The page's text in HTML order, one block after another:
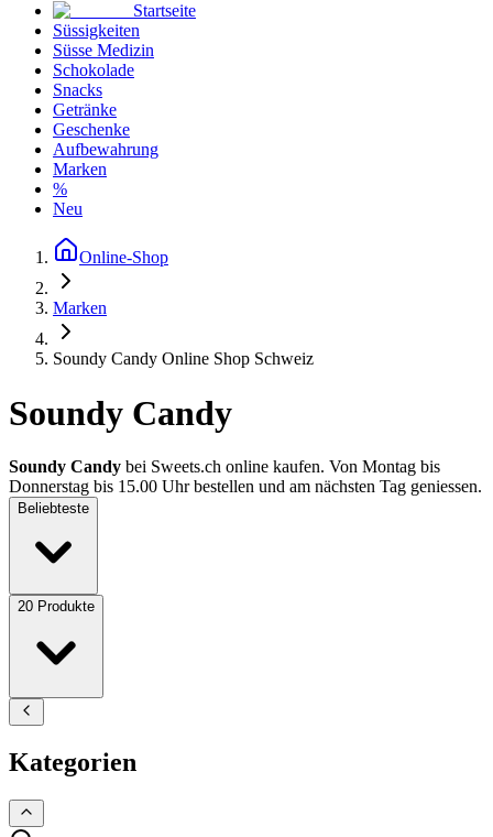
Startseite
Süssigkeiten
Süsse Medizin
Schokolade
Snacks
Getränke
Geschenke
Aufbewahrung
Marken
%
Neu
Online-Shop
Marken
Soundy Candy Online Shop Schweiz
Soundy Candy
Soundy Candy bei Sweets.ch online kaufen. Von Montag bis
Donnerstag bis 15.00 Uhr bestellen und am nächsten Tag geniessen.
Beliebteste
20 Produkte
Kategorien